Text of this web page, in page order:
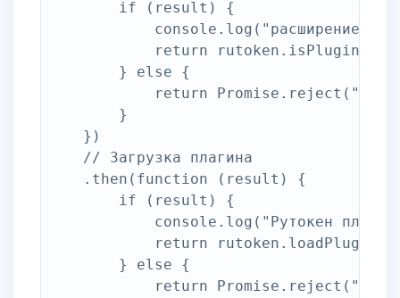
        if (result) {
console.log("расширение
return
        } else {
return Promise.reject("Не
        }
    })
    // Загрузка плагина
    .then(function (result) {
        if (result) {
console.log("Рутокен
return
        } else {
return Promise.reject("Не